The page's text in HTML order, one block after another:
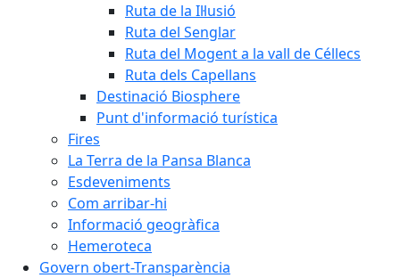
Ruta de la Il·lusió
Ruta del Senglar
Ruta del Mogent a la vall de Céllecs
Ruta dels Capellans
Destinació Biosphere
Punt d'informació turística
Fires
La Terra de la Pansa Blanca
Esdeveniments
Com arribar-hi
Informació geogràfica
Hemeroteca
Govern obert-Transparència